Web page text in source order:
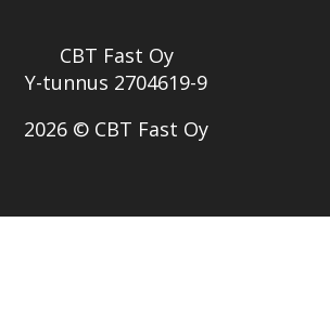
CBT Fast Oy
Y-tunnus 2704619-9
2026 © CBT Fast Oy